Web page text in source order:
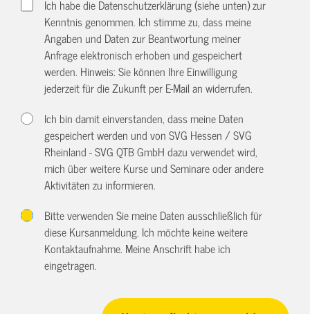
Ich habe die Datenschutzerklärung (siehe unten) zur
Kenntnis genommen. Ich stimme zu, dass meine
Angaben und Daten zur Beantwortung meiner
Anfrage elektronisch erhoben und gespeichert
werden. Hinweis: Sie können Ihre Einwilligung
jederzeit für die Zukunft per E-Mail anwiderrufen.
Ich bin damit einverstanden, dass meine Daten
gespeichert werden und von SVG Hessen / SVG
Rheinland - SVG QTB GmbH dazu verwendet wird,
mich über weitere Kurse und Seminare oder andere
Aktivitäten zu informieren.
Bitte verwenden Sie meine Daten ausschließlich für
diese Kursanmeldung. Ich möchte keine weitere
Kontaktaufnahme. Meine Anschrift habe ich
eingetragen.